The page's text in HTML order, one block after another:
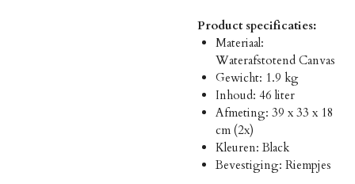
Product specificaties:
Materiaal:
Waterafstotend Canvas
Gewicht: 1.9 kg
Inhoud: 46 liter
Afmeting: 39 x 33 x 18
cm (2x)
Kleuren: Black
Bevestiging: Riempjes